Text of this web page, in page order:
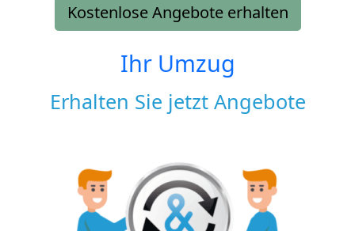
Kostenlose Angebote erhalten
Ihr Umzug
Erhalten Sie jetzt Angebote